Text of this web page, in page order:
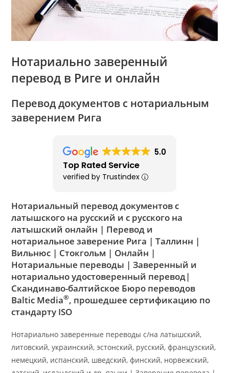
Нотариально заверенный
перевод в Риге и онлайн
Перевод документов с нотариальным
заверением Рига
5.0
Top Rated Service
verified by Trustindex
Нотариальный перевод документов с
латышского на русский и с русского на
латышский онлайн | Перевод и
нотариальное заверение Рига | Таллинн |
Вильнюс | Стокгольм | Онлайн |
Нотариальные переводы | Заверенный и
нотариально удостоверенный перевод|
Скандинаво-балтийское Бюро переводов
Baltic Media®, прошедшее сертификацию по
стандарту ISO
Нотариально заверенные переводы с/на латышский,
литовский, украинский, эстонский, русский, французский,
немецкий, испанский, шведский, финский, норвежский,